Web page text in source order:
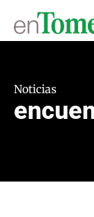
Noticias